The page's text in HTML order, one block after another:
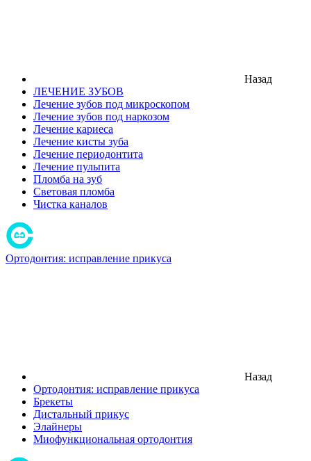
Назад
ЛЕЧЕНИЕ ЗУБОВ
Лечение зубов под микроскопом
Лечение зубов под наркозом
Лечение кариеса
Лечение кисты зуба
Лечение периодонтита
Лечение пульпита
Пломба на зуб
Световая пломба
Чистка каналов
Ортодонтия: исправление прикуса
Назад
Ортодонтия: исправление прикуса
Брекеты
Дистальный прикус
Элайнеры
Миофункциональная ортодонтия